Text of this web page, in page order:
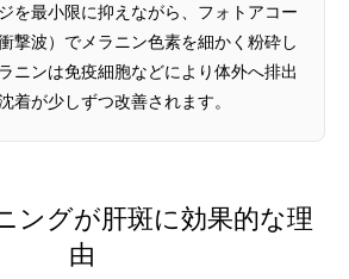
を最小限に抑えながら、フォトアコー
撃波）でメラニン色素を細かく粉砕し
ニンは免疫細胞などにより体外へ排出
着が少しずつ改善されます。
ングが肝斑に効果的な理
由